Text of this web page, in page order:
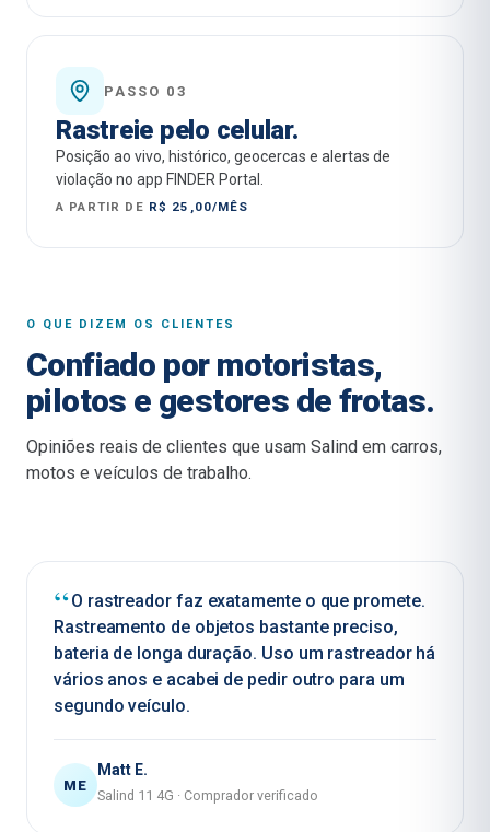
PASSO 03
Rastreie pelo celular.
Posição ao vivo, histórico, geocercas e alertas de
violação no app FINDER Portal.
A PARTIR DE R$ 25,00/MÊS
O QUE DIZEM OS CLIENTES
Confiado por motoristas,
pilotos e gestores de frotas.
Opiniões reais de clientes que usam Salind em carros,
motos e veículos de trabalho.
O rastreador faz exatamente o que promete.
Rastreamento de objetos bastante preciso,
bateria de longa duração. Uso um rastreador há
vários anos e acabei de pedir outro para um
segundo veículo.
ME
Matt E.
Salind 11 4G · Comprador verificado